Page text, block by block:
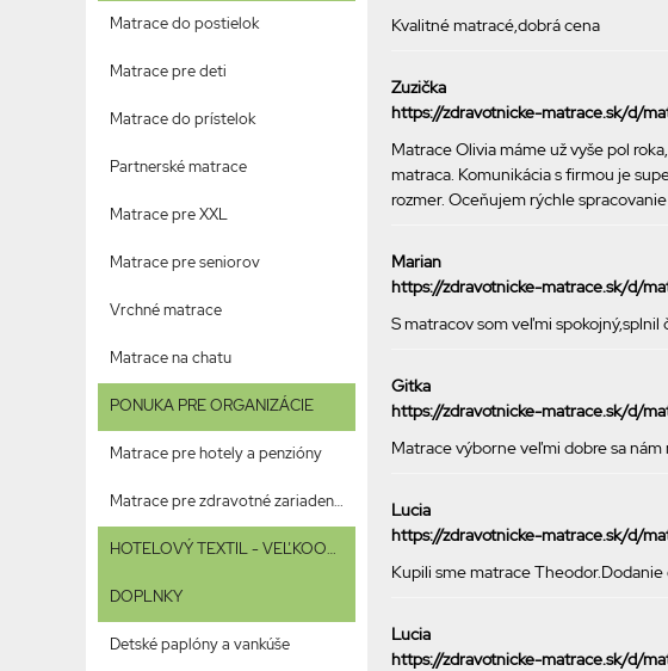
Matrace do postielok
Matrace pre deti
Matrace do prístelok
Partnerské matrace
Matrace pre XXL
Matrace pre seniorov
Vrchné matrace
Matrace na chatu
PONUKA PRE ORGANIZÁCIE
Matrace pre hotely a penzióny
Matrace pre zdravotné zariadenia
HOTELOVÝ TEXTIL - VEĽKOOBCHOD
DOPLNKY
Detské paplóny a vankúše
Kvalitné matracé,dobrá cena
Zuzička
https://zdravotnicke-matrace.sk/d/
Matrace Olivia máme už vyše pol
matraca. Komunikácia s firmou je
rozmer. Oceňujem rýchle
Marian
https://zdravotnicke-matrace.sk/d/
S matracov som veľmi spokojný,splnil
Gitka
https://zdravotnicke-matrace.sk/d/
Matrace výborne veľmi dobre sa
Lucia
https://zdravotnicke-matrace.sk/d/
Kupili sme matrace
Lucia
https://zdravotnicke-matrace.sk/d/